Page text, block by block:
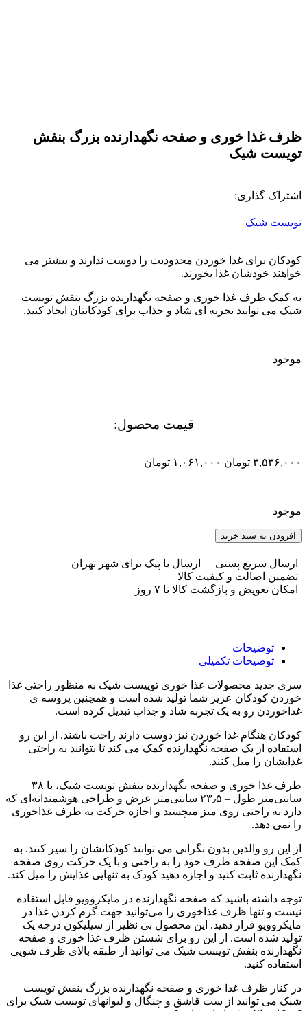
ظرف غذا خوری و صفحه نگهدارنده بزرگ بنفش
تویست شیک
اشتراک گذاری:
تویست شیک
کودکان برای غذا خوردن محدودیت را دوست ندارند و بیشتر می
خواهند خودشان غذا بخورند.
به کمک ظرف غذا خوری و صفحه نگهدارنده بزرگ بنفش تویست
شیک می توانید تجربه ای شاد و جذاب برای کودکانتان ایجاد کنید.
موجود
قیمت محصول:​
۳,۵۳۶,۰۰۰ تومان ۱,۰۶۱,۰۰۰ تومان
موجود
افزودن به سبد خرید
ارسال سریع پستی
ارسال با پیک برای شهر تهران
تضمین اصالت و کیفیت کالا
امکان تعویض و بازگشت کالا تا ۷ روز
توضیحات
توضیحات تکمیلی
سری جدید محصولات غذا خوری توییست شیک به منظور راحتی غذا
خوردن کودکان عزیز شما تولید شده است و همچنین پروسه ی
غذاخوردن رو به یک تجربه شاد و جذاب تبدیل کرده است.
کودکان هنگام غذا خوردن نیز دوست دارند راحت باشند. از این رو
استفاده از یک صفحه نگهدارنده کمک می کند تا بتوانند به راحتی
غذایشان را میل کنند.
ظرف غذا خوری و صفحه نگهدارنده بنفش تویست شیک، با ۳۸
سانتی‌متر طول – ۲۳٫۵ سانتی‌متر عرض و طراحی هوشمندانه‌ای که
دارد به راحتی روی میز میچسبد و اجازه حرکت به ظرف غذاخوری
را نمی‌ دهد.
از این رو والدین بدون نگرانی می توانند کودکانشان را سیر کنند. به
کمک این صفحه ظرف خود را به راحتی و با یک حرکت روی صفحه
نگهدارنده ثابت کنید و اجازه دهید کودک به تنهایی غذایش را میل کند.
توجه داشته باشید که صفحه نگهدارنده در مایکروویو قابل استفاده
نیست و تنها ظرف غذاخوری را می‌توانید جهت گرم کردن غذا در
مایکروویو قرار دهید. این محصول بی نظیر از سیلیکون درجه یک
تولید شده است. از این رو برای شستن ظرف غذا خوری و صفحه
نگهدارنده بنفش تویست شیک می توانید از طبقه بالای ظرف شویی
استفاده کنید.
در کنار ظرف غذا خوری و صفحه نگهدارنده بزرگ بنفش تویست
شیک می توانید از ست قاشق و چنگال و لیوانهای تویست شیک برای